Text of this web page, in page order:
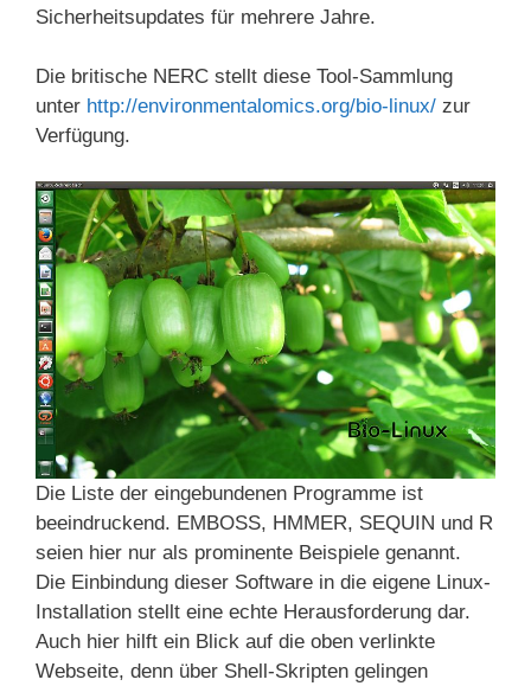
Sicherheitsupdates für mehrere Jahre.
Die britische NERC stellt diese Tool-Sammlung
unter http://environmentalomics.org/bio-linux/ zur
Verfügung.
Die Liste der eingebundenen Programme ist
beeindruckend. EMBOSS, HMMER, SEQUIN und R
seien hier nur als prominente Beispiele genannt.
Die Einbindung dieser Software in die eigene Linux-
Installation stellt eine echte Herausforderung dar.
Auch hier hilft ein Blick auf die oben verlinkte
Webseite, denn über Shell-Skripten gelingen